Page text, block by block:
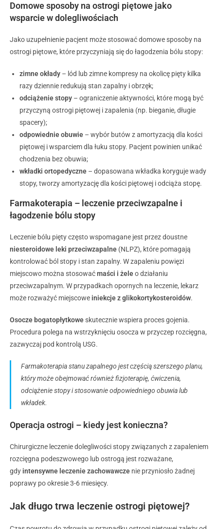
Domowe sposoby na ostrogi piętowe jako
wsparcie w dolegliwościach
Jako uzupełnienie pacjent może stosować domowe sposoby na
ostrogi piętowe, które przyczyniają się do łagodzenia bólu stopy:
zimne okłady – lód lub zimne kompresy na okolicę pięty kilka
razy dziennie redukują stan zapalny i obrzęk;
odciążenie stopy – ograniczenie aktywności, które mogą być
przyczyną ostrogi piętowej i zapalenia (np. bieganie, długie
spacery);
odpowiednie obuwie – wybór butów z amortyzacją dla kości
piętowej i wsparciem dla łuku stopy. Pacjent powinien unikać
chodzenia bez obuwia;
wkładki ortopedyczne – dopasowana wkładka koryguje wady
stopy, tworzy amortyzację dla kości piętowej i odciąża stopę.
Farmakoterapia – leczenie przeciwzapalne i
łagodzenie bólu stopy
Leczenie bólu pięty często wspomagane jest przez doustne
niesteroidowe leki przeciwzapalne (NLPZ), które pomagają
kontrolować ból stopy i stan zapalny. W zapaleniu powięzi
miejscowo można stosowaćmaści i żeleo działaniu
przeciwzapalnym. W przypadkach opornych na leczenie, lekarz
może rozważyć miejscowe iniekcje z glikokortykosteroidów.
Osocze bogatopłytkoweskutecznie wspiera proces gojenia.
Procedura polega na wstrzyknięciu osocza w przyczep rozcięgna,
zazwyczaj pod kontrolą USG.
Farmakoterapia stanu zapalnego jest częścią szerszego planu,
który może obejmować również fizjoterapię, ćwiczenia,
odciążenie stopy i stosowanie odpowiedniego obuwia lub
wkładek.
Operacja ostrogi – kiedy jest konieczna?
Chirurgiczne leczenie dolegliwości stopy związanych z zapaleniem
rozcięgna podeszwowego lub ostrogą jest rozważane,
gdy intensywne leczenie zachowawcze nie przyniosło żadnej
poprawy po okresie 3-6 miesięcy.
Jak długo trwa leczenie ostrogi piętowej?